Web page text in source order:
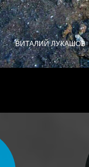
ВИТАЛИЙ ЛУКАШОВ